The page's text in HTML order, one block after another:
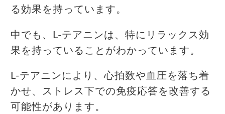
る効果を持っています。
中でも、L-テアニンは、特にリラックス効
果を持っていることがわかっています。
L-テアニンにより、心拍数や血圧を落ち着
かせ、ストレス下での免疫応答を改善する
可能性があります。